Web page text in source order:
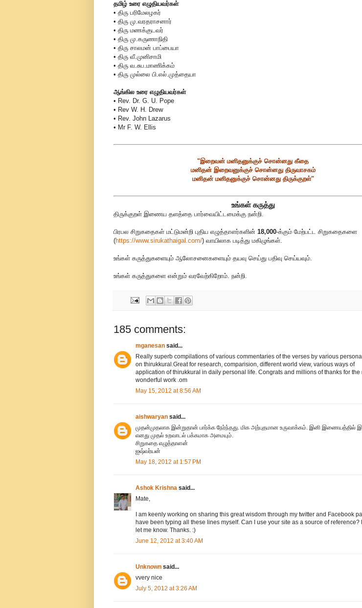
தமிழ் உரை எழுதியவர்கள்
• திரு பரிமேலழகர்
• திரு மு.வரதராசனார்
• திரு மணக்குடவர்
• திரு மு.கருணாநிதி
• திரு சாலமன் பாப்பையா
• திரு வீ.முனிசாமி
• திரு வ.சுப.மாணிக்கம்
• திரு முல்லை பி.எல்.முத்தையா
ஆங்கில உரை எழுதியவர்கள்
• Rev. Dr. G. U. Pope
• Rev W. H. Drew
• Rev. John Lazarus
• Mr F. W. Ellis
"இறைவன் மனிதனுக்குச் சொன்னது கீதை
மனிதன் இறைவனுக்குச் சொன்னது திருவாசகம்
மனிதன் மனிதனுக்குச் சொன்னது திருக்குறள்"
உங்கள் கருத்து
திருக்குறள் இணைய தளத்தை பார்வையிட்டமைக்கு நன்றி.
பிரபல சிறுகதைகள் மட்டுமன்றி புதிய எழுத்தாளர்களின் 18,000-க்கும் மேற்பட்ட சிறுகதைகளை
(https://www.sirukathaigal.com/) வாயிலாக படித்து மகிழுங்கள்.
உங்கள் கருத்துகளையும் ஆலோசனைகளையும் தயவு செய்து பதிவு செய்யவும்.
உங்கள் கருத்துகளை என்றும் வரவேற்கிறோம். நன்றி.
185 comments:
mganesan said...
Really superb compilations of various commentaries of the verses by various
on thirukkural.Great for research, comparision, different world view, various ways of
application of thirukkural in daily personal life. Congrats and millions of thanks for the
wonderful work .om
May 15, 2012 at 8:56 AM
aishwaryan said...
முதன்முதலாக இன்றுதான் பார்க்க நேர்ந்தது. மிக அற்புதமான உருவாக்கம். இனி இணையத்தில்
எனது முதல் உறவாடல் பக்கமாக அமையும்.
சிறுகதை எழுத்தாளன்
ஐஷ்வர்யன்
May 18, 2012 at 1:57 PM
Ashok Krishna said...
Mate,
I am keenly working on sharing this great wisdom through my twitter and Facebook
have been typing all these lines myself. Can I use your site as a source of reference?
let me know. Thanks. :)
June 12, 2012 at 3:40 AM
Unknown said...
vvery nice
July 5, 2012 at 3:26 AM